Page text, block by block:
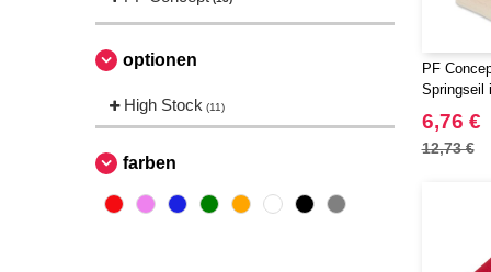
optionen
High Stock (11)
farben
PF
Springseil
6,76 €
12,73 €